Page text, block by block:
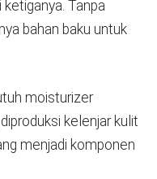
ketiganya. Tanpa
bahan baku untuk
moisturizer
kelenjar kulit
menjadi komponen